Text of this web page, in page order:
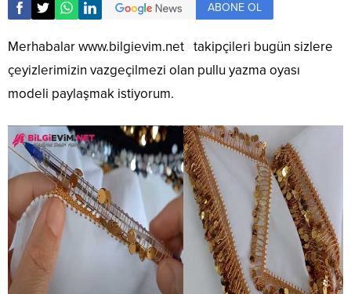
ABONE OL
Merhabalarwww.bilgievim.net takipçileri bugün sizlere
çeyizlerimizin vazgeçilmezi olan pullu yazma oyası
modeli paylaşmak istiyorum.